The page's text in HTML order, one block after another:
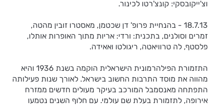
וצ'ייקובסקי: קונצ'רטו לכינור.
18.7.13 - בהנחיית פרופ' דן שכטמן, מאסטרו זובין מהטה,
זמרים וסולנים, בתכנית: ורדי: אריות מתוך האופרות אותלו,
פלסטף, לה טרוויאטה, ריגולטו ואאידה.
התזמורת הפילהרמונית הישראלית הוקמה בשנת 1936 והיא
מהווה את מוסד התרבות החשוב בישראל. לאורך שנות פעילותה
התפתחה מאנסמבל המורכב בעיקר מעולים חדשים ממזרח
אירופה, לתזמורת בעלת שם עולמי. עם חלוף השנים נטמעו